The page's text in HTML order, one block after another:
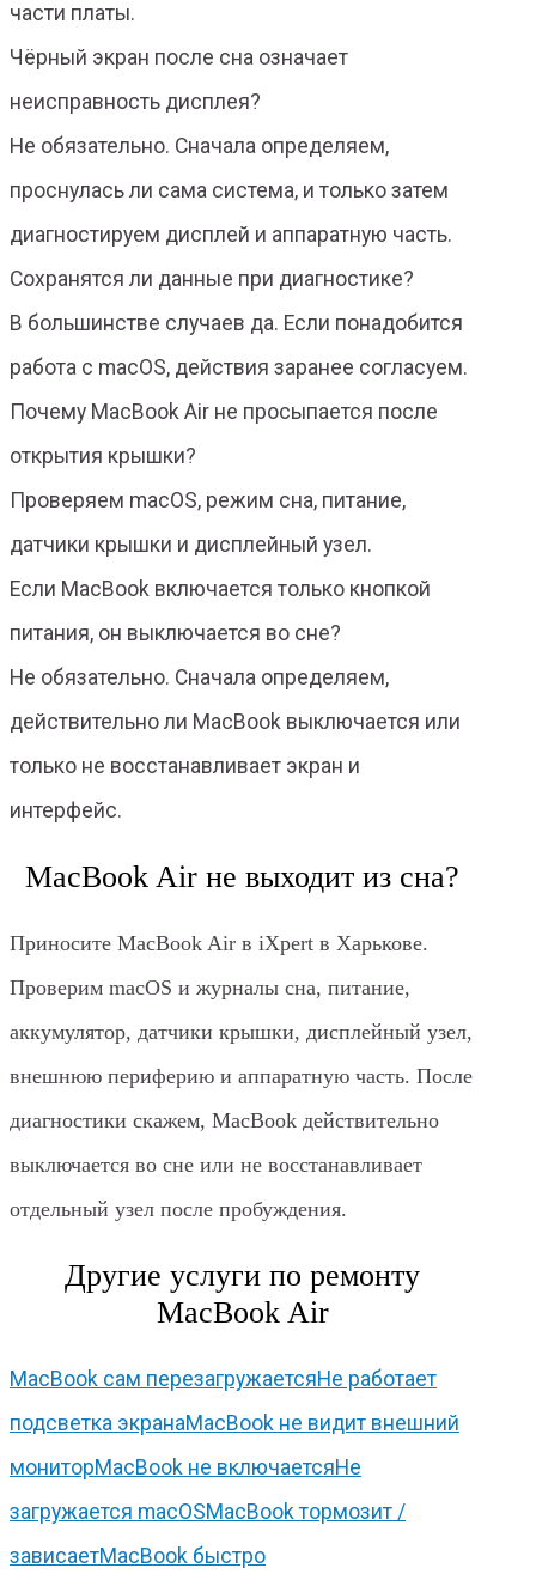
части платы.
Чёрный экран после сна означает
неисправность дисплея?
Не обязательно. Сначала определяем,
проснулась ли сама система, и только затем
диагностируем дисплей и аппаратную часть.
Сохранятся ли данные при диагностике?
В большинстве случаев да. Если понадобится
работа с macOS, действия заранее согласуем.
Почему MacBook Air не просыпается после
открытия крышки?
Проверяем macOS, режим сна, питание,
датчики крышки и дисплейный узел.
Если MacBook включается только кнопкой
питания, он выключается во сне?
Не обязательно. Сначала определяем,
действительно ли MacBook выключается или
только не восстанавливает экран и
интерфейс.
MacBook Air не выходит из сна?
Приносите MacBook Air в iXpert в Харькове.
Проверим macOS и журналы сна, питание,
аккумулятор, датчики крышки, дисплейный узел,
внешнюю периферию и аппаратную часть. После
диагностики скажем, MacBook действительно
выключается во сне или не восстанавливает
отдельный узел после пробуждения.
Другие услуги по ремонту
MacBook Air
MacBook сам перезагружаетсяНе работает
подсветка экранаMacBook не видит внешний
мониторMacBook не включаетсяНе
загружается macOSMacBook тормозит /
зависаетMacBook быстро